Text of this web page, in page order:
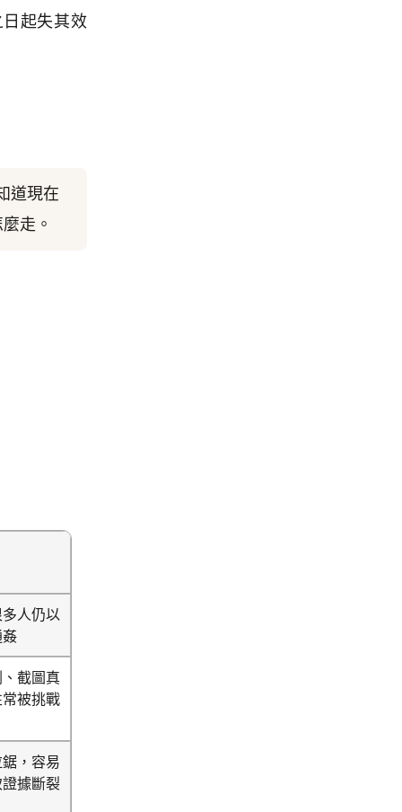
起失其效
道現在
走。
人仍以
截圖真
被挑戰
，容易
據斷裂